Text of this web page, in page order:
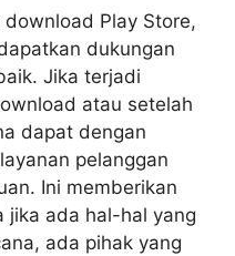
Play Store,
dukungan
Jika terjadi
atau setelah
dapat dengan
pelanggan
Ini memberikan
jika ada hal-hal yang
ada pihak yang